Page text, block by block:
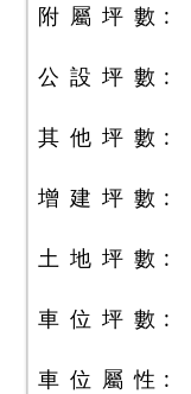
附 屬 坪 數
公 設 坪 數
其 他 坪 數
增 建 坪 數
土 地 坪 數
車 位 坪 數
車 位 屬 性